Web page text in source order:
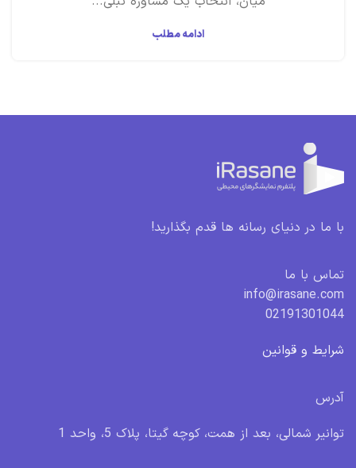
ادامه مطلب
با ما در دنیای رسانه ها قدم بگذارید!
تماس با ما
info@irasane.com
02191301044
شرایط و قوانین
آدرس
توانیر شمالی، بعد از همت، کوچه گیتا، پلاک 5، واحد 1